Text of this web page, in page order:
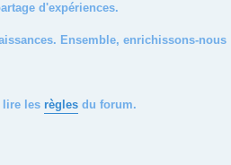
d'expériences.
Ensemble, enrichissons-nous
lire les règles du forum.